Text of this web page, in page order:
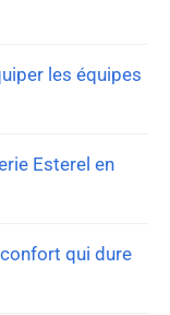
les équipes
Esterel en
qui dure